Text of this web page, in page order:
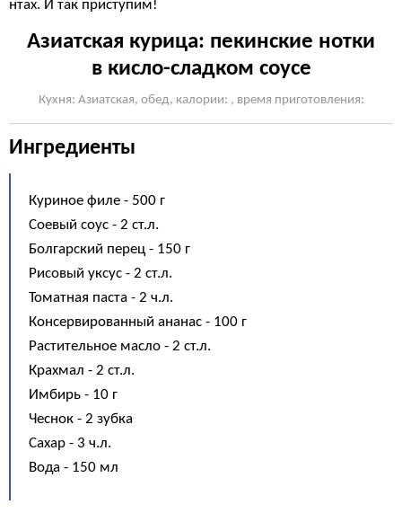
нтах. И так приступим!
Азиатская курица: пекинские нотки
в кисло-сладком соусе
Кухня: Азиатская, обед, калории: , время приготовления:
Ингредиенты
Куриное филе - 500 г
Соевый соус - 2 ст.л.
Болгарский перец - 150 г
Рисовый уксус - 2 ст.л.
Томатная паста - 2 ч.л.
Консервированный ананас - 100 г
Растительное масло - 2 ст.л.
Крахмал - 2 ст.л.
Имбирь - 10 г
Чеснок - 2 зубка
Сахар - 3 ч.л.
Вода - 150 мл